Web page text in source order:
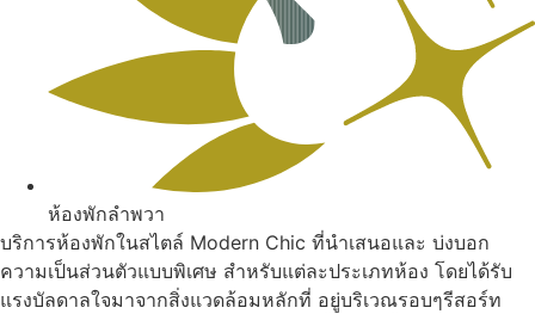
ห้องพักลำพวา
บริการห้องพักในสไตล์ Modern Chic ที่นำเสนอและ บ่งบอก
ความเป็นส่วนตัวแบบพิเศษ สำหรับแต่ละประเภทห้อง โดยได้รับ
แรงบัลดาลใจมาจากสิ่งแวดล้อมหลักที่ อยู่บริเวณรอบๆรีสอร์ท